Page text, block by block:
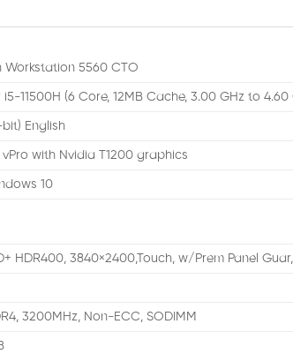
Workstation 5560 CTO
11500H (6 Core, 12MB Cache, 3.00 GHz to 4.60
English
with Nvidia T1200 graphics
10
HDR400, 3840×2400,Touch, w/Prem Panel
3200MHz, Non-ECC, SODIMM